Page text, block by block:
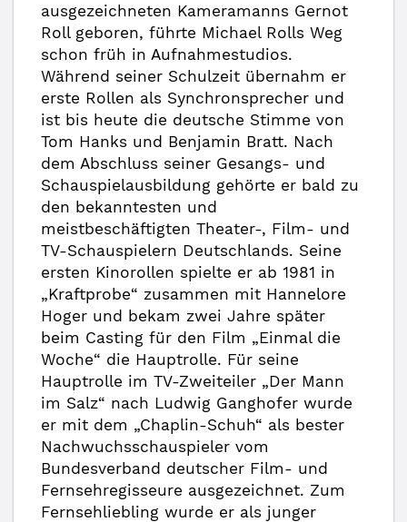
ausgezeichneten Kameramanns Gernot
Roll geboren, führte Michael Rolls Weg
schon früh in Aufnahmestudios.
Während seiner Schulzeit übernahm er
erste Rollen als Synchronsprecher und
ist bis heute die deutsche Stimme von
Tom Hanks und Benjamin Bratt. Nach
dem Abschluss seiner Gesangs- und
Schauspielausbildung gehörte er bald zu
den bekanntesten und
meistbeschäftigten Theater-, Film- und
TV-Schauspielern Deutschlands. Seine
ersten Kinorollen spielte er ab 1981 in
„Kraftprobe“ zusammen mit Hannelore
Hoger und bekam zwei Jahre später
beim Casting für den Film „Einmal die
Woche“ die Hauptrolle. Für seine
Hauptrolle im TV-Zweiteiler „Der Mann
im Salz“ nach Ludwig Ganghofer wurde
er mit dem „Chaplin-Schuh“ als bester
Nachwuchsschauspieler vom
Bundesverband deutscher Film- und
Fernsehregisseure ausgezeichnet. Zum
Fernsehliebling wurde er als junger